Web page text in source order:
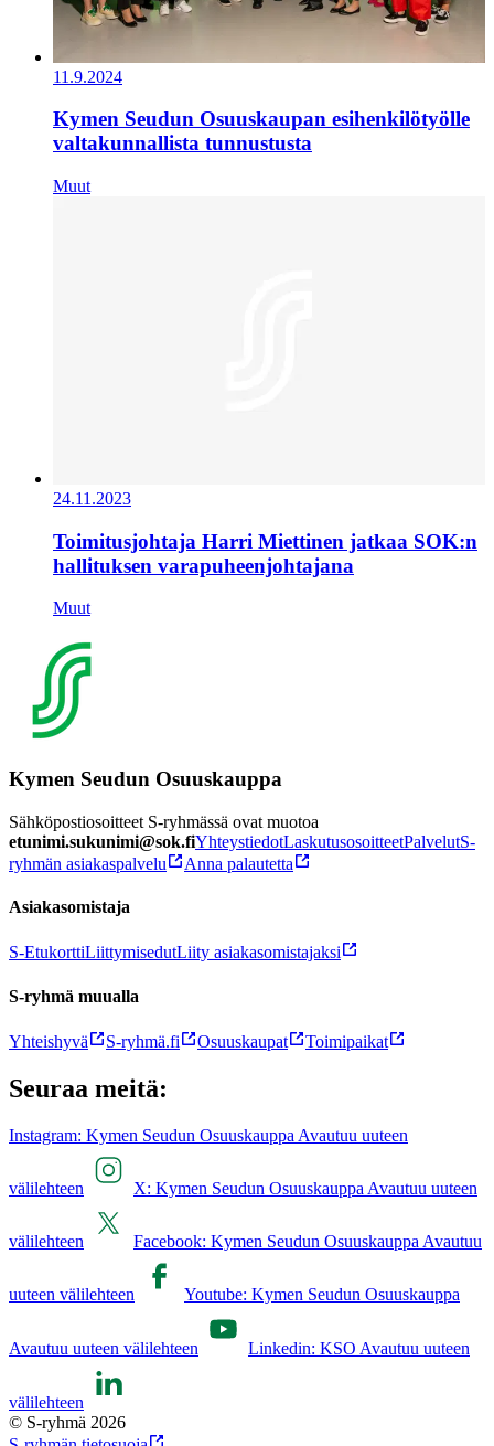
11.9.2024
Kymen Seudun Osuuskaupan esihenkilötyölle
valtakunnallista tunnustusta
Muut
24.11.2023
Toimitusjohtaja Harri Miettinen jatkaa SOK:n
hallituksen varapuheenjohtajana
Muut
Kymen Seudun Osuuskauppa
Sähköpostiosoitteet S-ryhmässä ovat muotoa
etunimi.sukunimi@sok.fiYhteystiedotLaskutusosoitteetPalvelutS-
ryhmän asiakaspalvelu
Anna palautetta
Asiakasomistaja
S-EtukorttiLiittymisedutLiity asiakasomistajaksi
S-ryhmä muualla
Yhteishyvä S-ryhmä.fi Osuuskaupat Toimipaikat
Seuraa meitä:
Instagram: Kymen Seudun Osuuskauppa Avautuu uuteen
välilehteen X: Kymen Seudun Osuuskauppa Avautuu uuteen
välilehteen Facebook: Kymen Seudun Osuuskauppa Avautuu
uuteen välilehteen Youtube: Kymen Seudun Osuuskauppa
Avautuu uuteen välilehteen Linkedin: KSO Avautuu uuteen
välilehteen
© S-ryhmä 2026